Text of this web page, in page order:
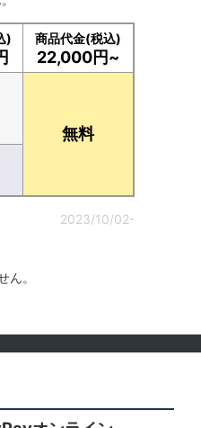
) 商品代金(税込)
22,000円~
無料
2023/10/02-
ん。